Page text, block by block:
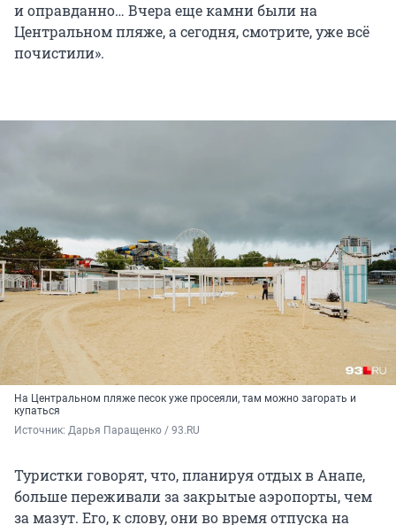
и оправданно… Вчера еще камни были на
Центральном пляже, а сегодня, смотрите, уже всё
почистили».
На Центральном пляже песок уже просеяли, там можно загорать и
купаться
Источник: Дарья Паращенко / 93.RU
Туристки говорят, что, планируя отдых в Анапе,
больше переживали за закрытые аэропорты, чем
за мазут. Его, к слову, они во время отпуска на